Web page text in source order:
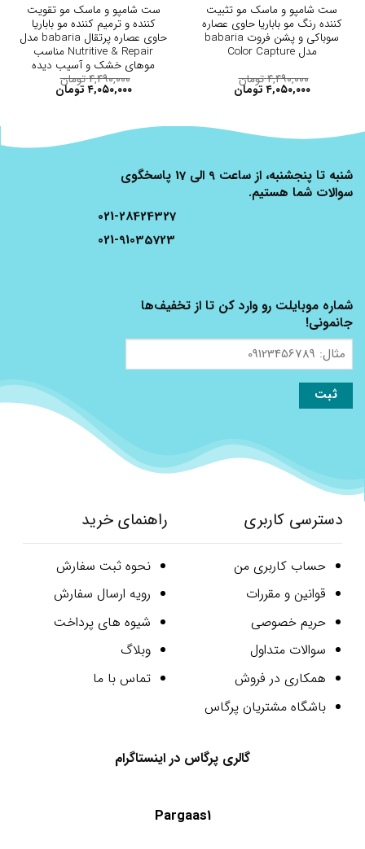
ست شامپو و ماسک مو تثبیت
کننده رنگ مو باباریا حاوی عصاره
سوباکی و پشن فروت babaria
مدل Color Capture
۴,۴۹۰,۰۰۰تومان
۴,۰۵۰,۰۰۰ تومان
ست شامپو و ماسک مو تقویت
کننده و ترمیم کننده مو باباریا
حاوی عصاره پرتقال babaria مدل
Nutritive & Repair مناسب
موهای خشک و آسیب دیده
۴,۴۹۰,۰۰۰تومان
۴,۰۵۰,۰۰۰ تومان
شنبه تا پنجشنبه، از ساعت 9 الی 17 پاسخگوی
سوالات شما هستیم.
021-28424327
021-91035723
شماره موبایلت رو وارد کن تا از تخفیف‌ها
جانمونی!
مثال:
09123456789
دسترسی کاربری
حساب کاربری من
قوانین و مقررات
حریم خصوصی
سوالات متداول
همکاری در فروش
باشگاه مشتریان پرگاس
راهنمای خرید
نحوه ثبت سفارش
رویه ارسال سفارش
شیوه های پرداخت
وبلاگ
تماس با ما
گالری پرگاس در اینستاگرام
Pargaas1